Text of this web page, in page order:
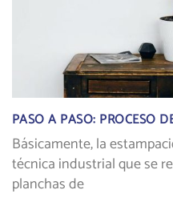
PASO A PASO: PROCESO
Básicamente, la
técnica industrial que se
planchas de